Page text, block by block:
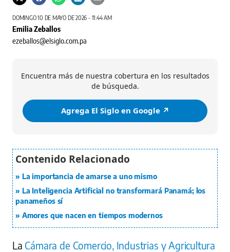
DOMINGO 10 DE MAYO DE 2026 - 11:44 AM
Emilia Zeballos
ezeballos@elsiglo.com.pa
Encuentra más de nuestra cobertura en los resultados
de búsqueda.
Agrega El Siglo en Google ↗️
La importancia de amarse a uno mismo
La Inteligencia Artificial no transformará Panamá; los
panameños sí
Amores que nacen en tiempos modernos
La Cámara de Comercio, Industrias y Agricultura